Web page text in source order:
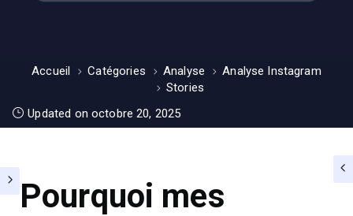
Accueil Catégories Analyse
Analyse Instagram
Stories
Updated on octobre 20, 2025
Pourquoi mes